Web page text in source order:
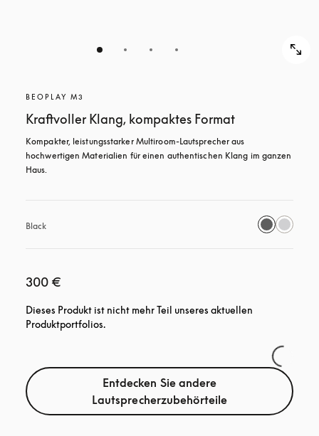
BEOPLAY M3
Kraftvoller Klang, kompaktes Format
Kompakter, leistungsstarker Multiroom-Lautsprecher aus
hochwertigen Materialien für einen authentischen Klang im ganzen
Haus.
Black
300 €
Dieses Produkt ist nicht mehr Teil unseres aktuellen
Produktportfolios.
Entdecken Sie andere
Lautsprecherzubehörteile